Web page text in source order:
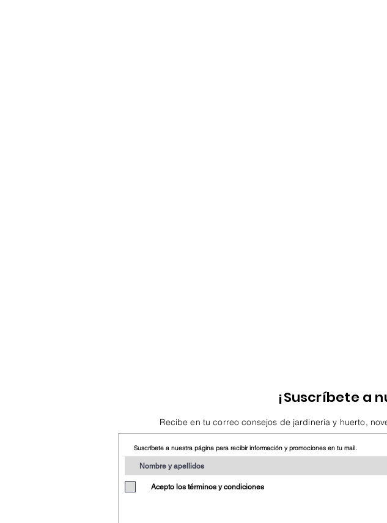
¡Suscríbete a
Recibe en tu correo consejos de jardinería y huerto,
Suscríbete a nuestra página para recibir información y promociones en tu mail.
Acepto los términos y condiciones